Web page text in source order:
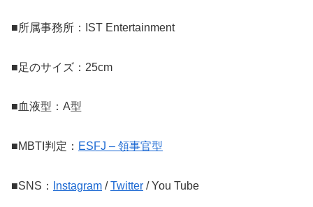
■所属事務所：IST Entertainment
■足のサイズ：25cm
■血液型：A型
■MBTI判定： ESFJ – 領事官型
■SNS： Instagram /Twitter / You Tube